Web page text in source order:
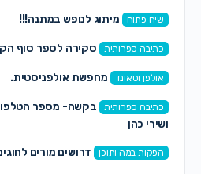
שיח פתוח מיתוג לנופש במתנה!!!
כתיבה ספרותית סקירה לספר סוף
אולפן וסאונד מחפשת אולפניסטית.
כתיבה ספרותית
בקשה- מספר הטלפון
ושירי כהן
הפקות במה ותוכן דרושים מורים